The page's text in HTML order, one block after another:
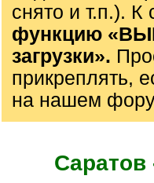
снято и т.п.).
функцию
загрузки».
прикреплять,
на нашем
Саратов